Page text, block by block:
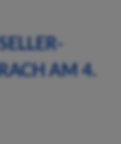
AM 4.